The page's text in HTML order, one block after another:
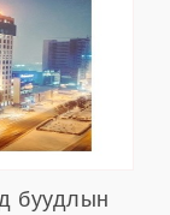
буудлын